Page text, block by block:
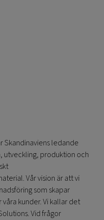
Skandinaviens ledande
utveckling, produktion och
Vår vision är att vi
som skapar
kunder. Vi kallar det
Vid frågor